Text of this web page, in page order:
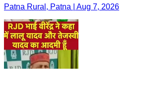
Patna Rural, Patna | Aug 7, 2026